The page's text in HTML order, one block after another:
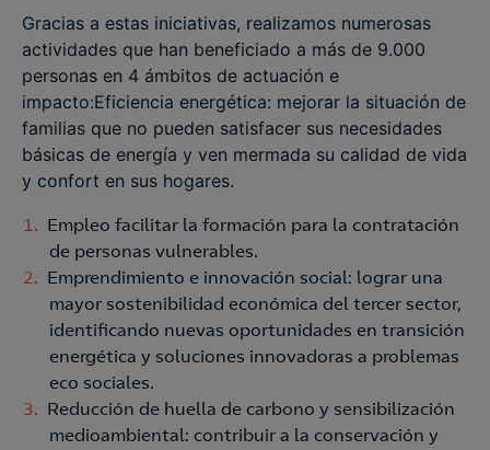
Gracias a estas iniciativas, realizamos numerosas
actividades que han beneficiado a más de 9.000
personas en 4 ámbitos de actuación e
impacto:Eficiencia energética: mejorar la situación de
familias que no pueden satisfacer sus necesidades
básicas de energía y ven mermada su calidad de vida
y confort en sus hogares. ​​
Empleo facilitar la formación para la contratación
de personas vulnerables.
Emprendimiento e innovación social: lograr una
mayor sostenibilidad económica del tercer sector,
identificando nuevas oportunidades en transición
energética y soluciones innovadoras a problemas
eco sociales​.
Reducción de huella de carbono y sensibilización
medioambiental: contribuir a la conservación y